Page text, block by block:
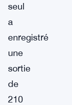
seul
a
enregistré
une
sortie
de
210